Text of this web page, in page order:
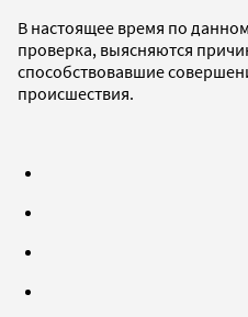
В настоящее время по
проверка, выясняются
способствовавшие
происшествия.